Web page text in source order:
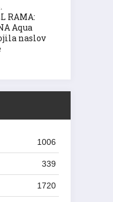
RAMA:
Aqua
naslov
1006
339
1720